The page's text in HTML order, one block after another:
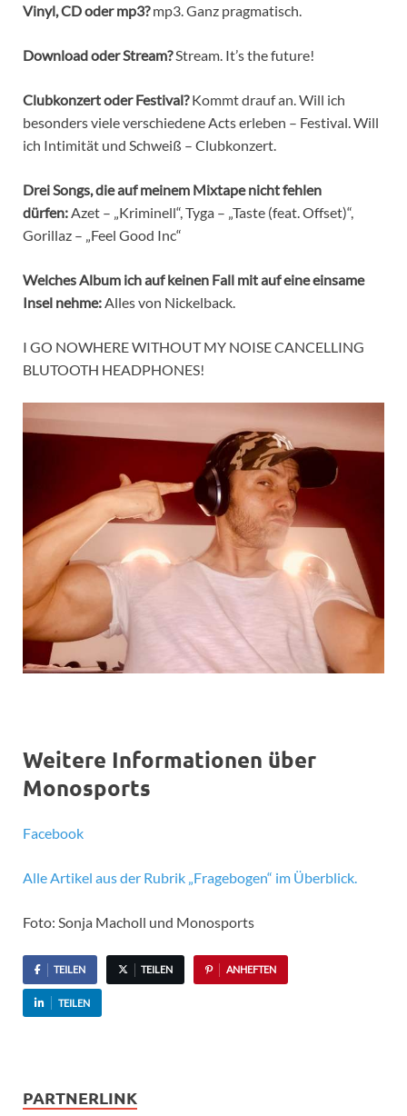
Vinyl, CD oder mp3?mp3. Ganz pragmatisch.
Download oder Stream?Stream. It’s the future!
Clubkonzert oder Festival?Kommt drauf an. Will ich
besonders viele verschiedene Acts erleben – Festival. Will
ich Intimität und Schweiß – Clubkonzert.
Drei Songs, die auf meinem Mixtape nicht fehlen
dürfen:Azet – „Kriminell“, Tyga – „Taste (feat. Offset)“,
Gorillaz – „Feel Good Inc“
Welches Album ich auf keinen Fall mit auf eine einsame
Insel nehme:Alles von Nickelback.
I GO NOWHERE WITHOUT MY NOISE CANCELLING
BLUTOOTH HEADPHONES!
Weitere Informationen über
Monosports
Facebook
Alle Artikel aus der Rubrik „Fragebogen“ im Überblick.
Foto: Sonja Macholl und Monosports
TEILEN TEILEN ANHEFTEN
TEILEN
PARTNERLINK